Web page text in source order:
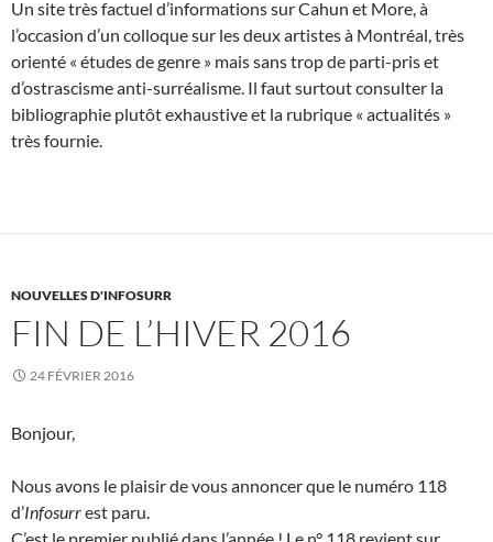
Un site très factuel d’informations sur Cahun et More, à
l’occasion d’un colloque sur les deux artistes à Montréal, très
orienté « études de genre » mais sans trop de parti-pris et
d’ostrascisme anti-surréalisme. Il faut surtout consulter la
bibliographie plutôt exhaustive et la rubrique « actualités »
très fournie.
NOUVELLES D'INFOSURR
FIN DE L’HIVER 2016
24 FÉVRIER 2016
Bonjour,
Nous avons le plaisir de vous annoncer que le numéro 118
d’Infosurrest paru.